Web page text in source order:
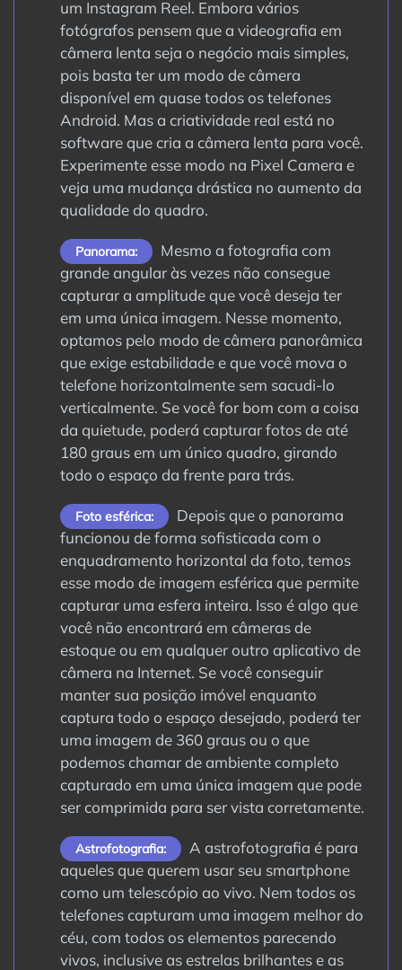
um Instagram Reel. Embora vários
fotógrafos pensem que a videografia em
câmera lenta seja o negócio mais simples,
pois basta ter um modo de câmera
disponível em quase todos os telefones
Android. Mas a criatividade real está no
software que cria a câmera lenta para você.
Experimente esse modo na Pixel Camera e
veja uma mudança drástica no aumento da
qualidade do quadro.
Panorama:
Mesmo a fotografia com
grande angular às vezes não consegue
capturar a amplitude que você deseja ter
em uma única imagem. Nesse momento,
optamos pelo modo de câmera panorâmica
que exige estabilidade e que você mova o
telefone horizontalmente sem sacudi-lo
verticalmente. Se você for bom com a coisa
da quietude, poderá capturar fotos de até
180 graus em um único quadro, girando
todo o espaço da frente para trás.
Foto esférica:
Depois que o panorama
funcionou de forma sofisticada com o
enquadramento horizontal da foto, temos
esse modo de imagem esférica que permite
capturar uma esfera inteira. Isso é algo que
você não encontrará em câmeras de
estoque ou em qualquer outro aplicativo de
câmera na Internet. Se você conseguir
manter sua posição imóvel enquanto
captura todo o espaço desejado, poderá ter
uma imagem de 360 graus ou o que
podemos chamar de ambiente completo
capturado em uma única imagem que pode
ser comprimida para ser vista corretamente.
Astrofotografia:
A astrofotografia é para
aqueles que querem usar seu smartphone
como um telescópio ao vivo. Nem todos os
telefones capturam uma imagem melhor do
céu, com todos os elementos parecendo
vivos, inclusive as estrelas brilhantes e as